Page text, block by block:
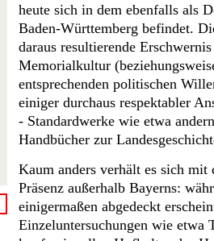
heute sich in dem ebenfalls als
Baden-Württemberg befindet.
daraus resultierende
Memorialkultur
entsprechenden politischen
einiger durchaus respektabler
- Standardwerke wie etwa
Handbücher zur
Kaum anders verhält es sich
Präsenz außerhalb Bayerns:
einigermaßen abgedeckt
Einzeluntersuchungen wie etwa